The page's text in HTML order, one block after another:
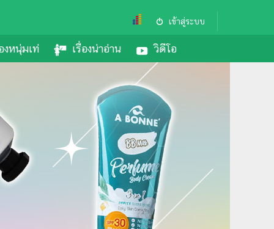
เข้าสู่ระบบ
งหนุ่มเท่ เรื่องน่าอ่าน วิดีโอ